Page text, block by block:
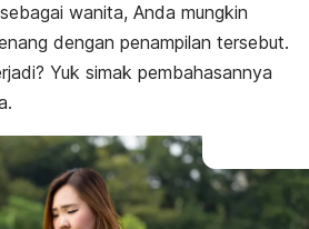
wanita, Anda mungkin
dengan penampilan tersebut.
Yuk simak pembahasannya